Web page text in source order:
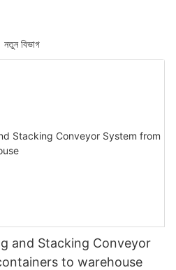
নতুন বিভাগ
and Stacking Conveyor
to warehouse